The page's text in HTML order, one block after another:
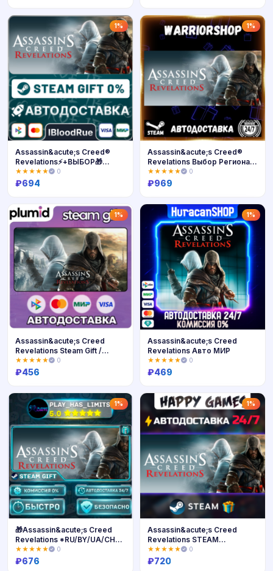
Купить Купить
1%
Купить
Assassin&acute;s Creed®
Revelations⚡️+ВЫБОР🎁
STEAM•RU💳0%
★★★★★ 0
₽694
1%
Купить
Assassin&acute;s Creed®
Revelations Выбор Региона
Стим STEAM GIFT АВТО
24/7 ГАРАНТИЯ
★★★★★ 0
₽969
1%
Купить
Assassin&acute;s Creed
Revelations Steam Gift /
Россия + МИР / АВТО
★★★★★ 0
₽456
1%
Купить
Assassin&acute;s Creed
Revelations Авто МИР
★★★★★ 0
₽469
1%
🎁Assassin&acute;s Creed
Revelations *RU/BY/UA/СНГ
Steam Auto
★★★★★ 0
₽676
1%
Assassin&acute;s Creed
Revelations STEAM
АВТОДОСТАВКА
★★★★★ 0
₽720